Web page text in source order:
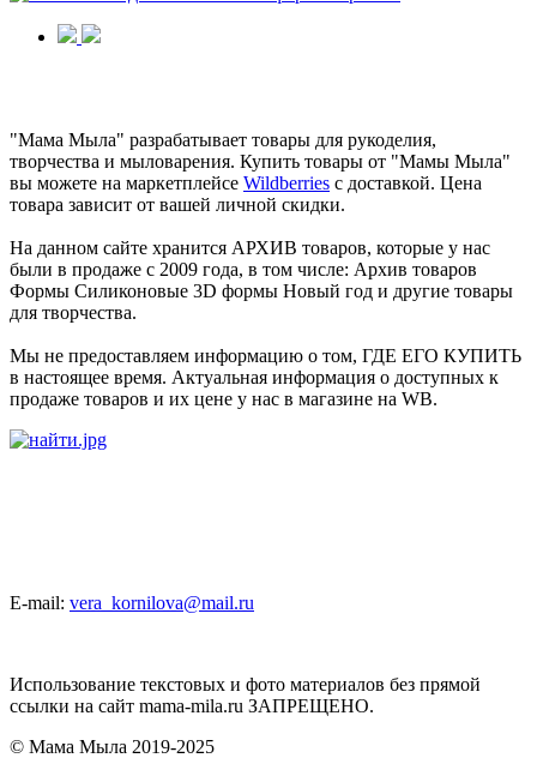
"Мама Мыла" разрабатывает товары для рукоделия,
творчества и мыловарения. Купить товары от "Мамы Мыла"
вы можете на маркетплейсе Wildberries с доставкой. Цена
товара зависит от вашей личной скидки.
На данном сайте хранится АРХИВ товаров, которые у нас
были в продаже с 2009 года, в том числе: Архив товаров
Формы Силиконовые 3D формы Новый год и другие товары
для творчества.
Мы не предоставляем информацию о том, ГДЕ ЕГО КУПИТЬ
в настоящее время. Актуальная информация о доступных к
продаже товаров и их цене у нас в магазине на WB.
E-mail: vera_kornilova@mail.ru
Использование текстовых и фото материалов без прямой
ссылки на сайт mama-mila.ru ЗАПРЕЩЕНО.
© Мама Мыла 2019-2025